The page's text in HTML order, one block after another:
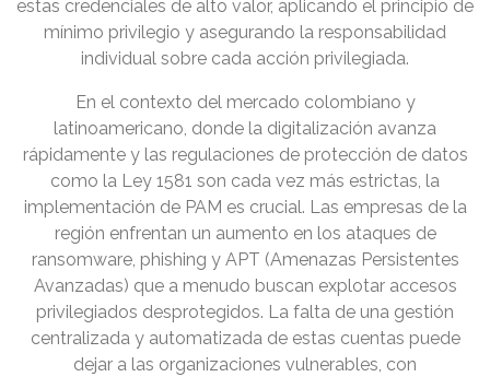
estas credenciales de alto valor, aplicando el principio de
mínimo privilegio y asegurando la responsabilidad
individual sobre cada acción privilegiada.
En el contexto del mercado colombiano y
latinoamericano, donde la digitalización avanza
rápidamente y las regulaciones de protección de datos
como la Ley 1581 son cada vez más estrictas, la
implementación de PAM es crucial. Las empresas de la
región enfrentan un aumento en los ataques de
ransomware, phishing y APT (Amenazas Persistentes
Avanzadas) que a menudo buscan explotar accesos
privilegiados desprotegidos. La falta de una gestión
centralizada y automatizada de estas cuentas puede
dejar a las organizaciones vulnerables, con